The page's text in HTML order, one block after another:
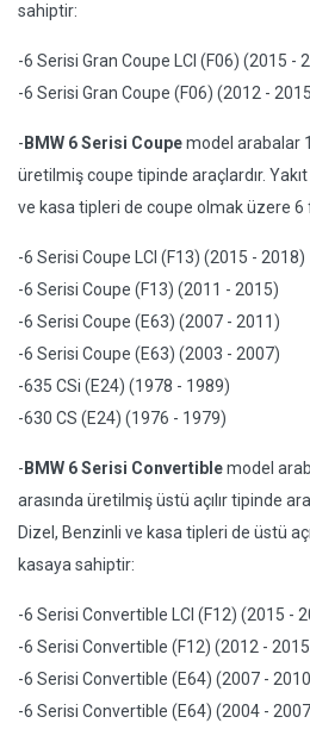
sahiptir:
-6 Serisi Gran Coupe LCI (F06) (2015 -
-6 Serisi Gran Coupe (F06) (2012 -
- BMW 6 Serisi Coupemodel arabalar
üretilmiş coupe tipinde araçlardır.
ve kasa tipleri de coupe olmak üzere 6
-6 Serisi Coupe LCI (F13) (2015 - 2018)
-6 Serisi Coupe (F13) (2011 - 2015)
-6 Serisi Coupe (E63) (2007 - 2011)
-6 Serisi Coupe (E63) (2003 - 2007)
-635 CSi (E24) (1978 - 1989)
-630 CS (E24) (1976 - 1979)
- BMW 6 Serisi Convertiblemodel
arasında üretilmiş üstü açılır tipinde
Dizel, Benzinli ve kasa tipleri de üstü
kasaya sahiptir:
-6 Serisi Convertible LCI (F12) (2015 -
-6 Serisi Convertible (F12) (2012 -
-6 Serisi Convertible (E64) (2007 -
-6 Serisi Convertible (E64) (2004 -